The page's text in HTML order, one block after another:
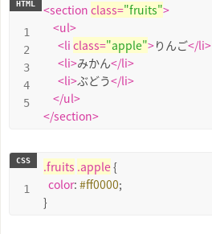
<section class="fruits">
<ul>
<li class="apple">りんご</li>
<li>みかん</li>
<li>ぶどう</li>
</ul>
</section>
.fruits .apple {
color: #ff0000;
}